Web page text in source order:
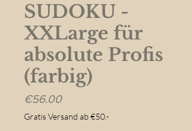
SUDOKU -
XXLarge für
absolute Profis
(farbig)
€56.00Price
Gratis Versand ab €50.-